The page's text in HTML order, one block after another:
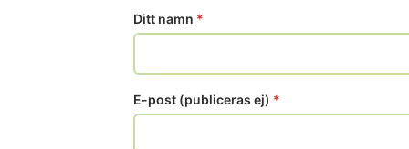
Ditt namn *
E-post (publiceras ej) *